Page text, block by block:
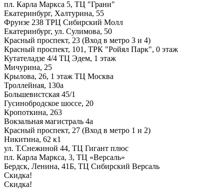
пл. Карла Маркса 5, ТЦ "Грани"
Екатеринбург, Халтурина, 55
Фрунзе 238 ТРЦ Сибирский Молл
Екатеринбург, ул. Сулимова, 50
Красный проспект, 23 (Вход в метро 3 и 4)
Красный проспект, 101, ТРК "Ройял Парк", 0 этаж
Кутателадзе 4/4 ТЦ Эдем, 1 этаж
Мичурина, 25
Крылова, 26, 1 этаж ТЦ Москва
Троллейная, 130а
Большевистская 45/1
Гусинобродское шоссе, 20
Кропоткина, 263
Вокзальная магистраль 4а
Красный проспект, 27 (Вход в метро 1 и 2)
Никитина, 62 к1
ул. Т.Снежиной 44, ТЦ Гигант плюс
пл. Карла Маркса, 3, ТЦ «Версаль»
Бердск, Ленина, 41Б, ТЦ Сибирский Версаль
Скидка!
Скидка!